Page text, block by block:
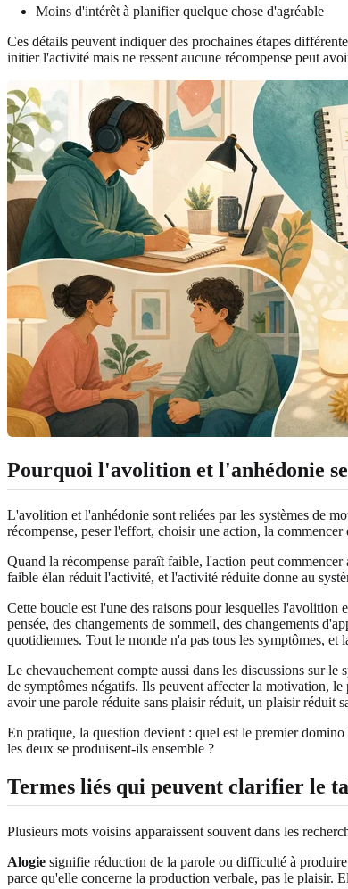
Moins d'intérêt à planifier quelque chose d'agréable
Ces détails peuvent indiquer des prochaines étapes
initier l'activité mais ne ressent aucune récompense peut
Pourquoi l'avolition et l'anhédonie
L'avolition et l'anhédonie sont reliées par les systèmes de
récompense, peser l'effort, choisir une action, la commencer
Quand la récompense paraît faible, l'action peut
faible élan réduit l'activité, et l'activité réduite donne au
Cette boucle est l'une des raisons pour lesquelles l'avolition
pensée, des changements de sommeil, des changements
quotidiennes. Tout le monde n'a pas tous les symptômes, et
Le chevauchement compte aussi dans les discussions sur
de symptômes négatifs. Ils peuvent affecter la motivation,
avoir une parole réduite sans plaisir réduit, un plaisir réduit
En pratique, la question devient : quel est le premier
les deux se produisent-ils ensemble ?
Termes liés qui peuvent clarifier le
Plusieurs mots voisins apparaissent souvent dans les
Alogie signifie réduction de la parole ou difficulté à
parce qu'elle concerne la production verbale, pas le plaisir.